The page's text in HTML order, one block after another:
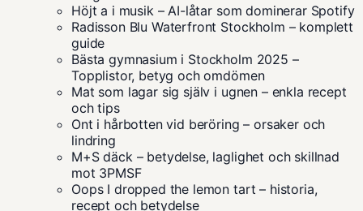
Höjt a i musik – AI-låtar som dominerar Spotify
Radisson Blu Waterfront Stockholm – komplett
guide
Bästa gymnasium i Stockholm 2025 –
Topplistor, betyg och omdömen
Mat som lagar sig själv i ugnen – enkla recept
och tips
Ont i hårbotten vid beröring – orsaker och
lindring
M+S däck – betydelse, laglighet och skillnad
mot 3PMSF
Oops I dropped the lemon tart – historia,
recept och betydelse